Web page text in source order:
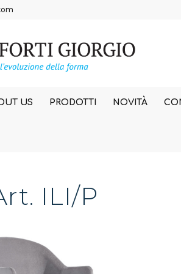
US PRODOTTI NOVITÀ
ILI/P